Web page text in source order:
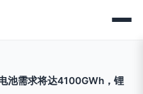
池需求将达4100GWh，锂